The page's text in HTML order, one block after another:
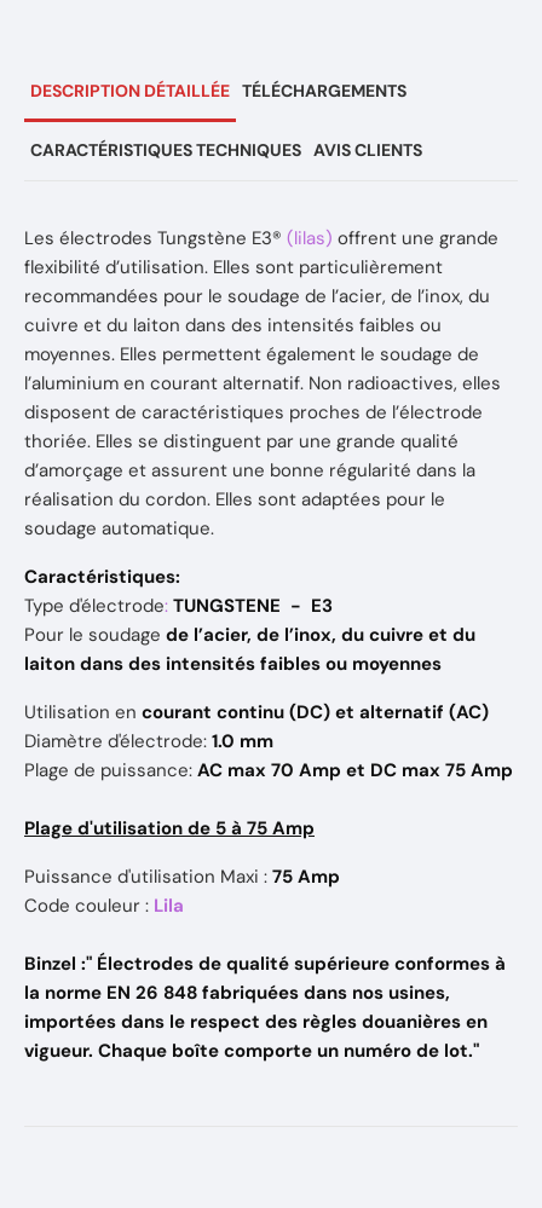
DESCRIPTION DÉTAILLÉE TÉLÉCHARGEMENTS
CARACTÉRISTIQUES TECHNIQUES AVIS CLIENTS
Les électrodes Tungstène E3® (lilas) offrent une grande
flexibilité d’utilisation. Elles sont particulièrement
recommandées pour le soudage de l’acier, de l’inox, du
cuivre et du laiton dans des intensités faibles ou
moyennes. Elles permettent également le soudage de
l’aluminium en courant alternatif. Non radioactives, elles
disposent de caractéristiques proches de l’électrode
thoriée. Elles se distinguent par une grande qualité
d’amorçage et assurent une bonne régularité dans la
réalisation du cordon. Elles sont adaptées pour le
soudage automatique.
Caractéristiques:
Type d'électrode: TUNGSTENE - E3
Pour le soudage de l’acier, de l’inox, du cuivre et du
laiton dans des intensités faibles ou moyennes
Utilisation en courant continu (DC) et alternatif (AC)
Diamètre d'électrode: 1.0 mm
Plage de puissance: AC max 70 Amp et DC max 75 Amp
Plage d'utilisation de 5 à 75 Amp
Puissance d'utilisation Maxi : 75 Amp
Code couleur : Lila
Binzel :" Électrodes de qualité supérieure conformes à
la norme EN 26 848 fabriquées dans nos usines,
importées dans le respect des règles douanières en
vigueur. Chaque boîte comporte un numéro de lot."